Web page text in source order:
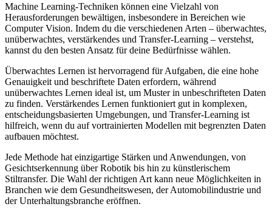
Machine Learning-Techniken können eine Vielzahl von
Herausforderungen bewältigen, insbesondere in Bereichen wie
Computer Vision. Indem du die verschiedenen Arten – überwachtes,
unüberwachtes, verstärkendes und Transfer-Learning – verstehst,
kannst du den besten Ansatz für deine Bedürfnisse wählen.
Überwachtes Lernen ist hervorragend für Aufgaben, die eine hohe
Genauigkeit und beschriftete Daten erfordern, während
unüberwachtes Lernen ideal ist, um Muster in unbeschrifteten Daten
zu finden. Verstärkendes Lernen funktioniert gut in komplexen,
entscheidungsbasierten Umgebungen, und Transfer-Learning ist
hilfreich, wenn du auf vortrainierten Modellen mit begrenzten Daten
aufbauen möchtest.
Jede Methode hat einzigartige Stärken und Anwendungen, von
Gesichtserkennung über Robotik bis hin zu künstlerischem
Stiltransfer. Die Wahl der richtigen Art kann neue Möglichkeiten in
Branchen wie dem Gesundheitswesen, der Automobilindustrie und
der Unterhaltungsbranche eröffnen.